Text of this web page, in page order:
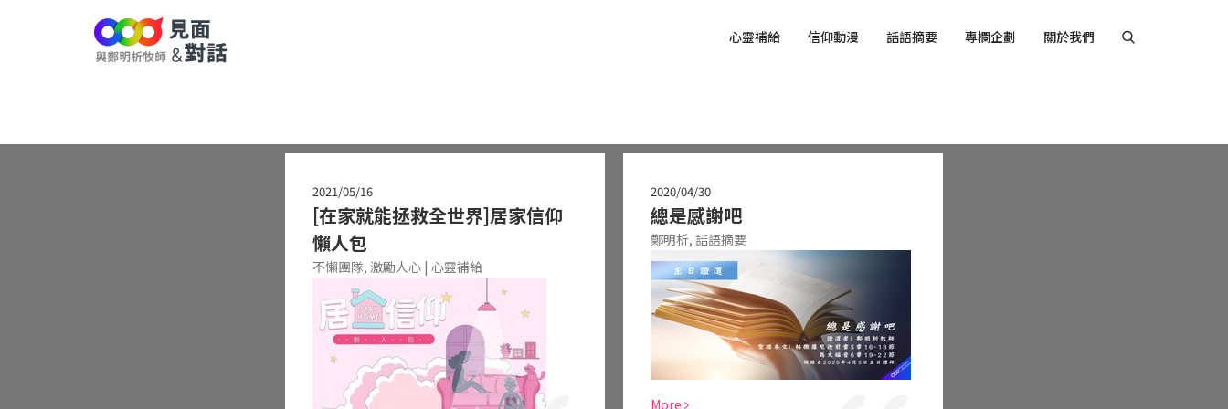
心靈補給 信仰動漫 話語摘要 專欄企劃 關於我們
2021/05/16
[在家就能拯救全世界]居家信仰
懶人包
不懶團隊, 激勵人心 | 心靈補給
2020/04/30
總是感謝吧
鄭明析, 話語摘要
More